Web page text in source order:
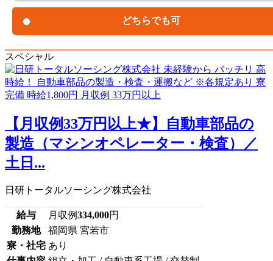
どちらでも可
スペシャル
【月収例33万円以上★】自動車部品の
製造（マシンオペレーター・検査）／
土日...
日研トータルソーシング株式会社
給与 月収例334,000円
勤務地
福岡県 宮若市
寮・社宅 あり